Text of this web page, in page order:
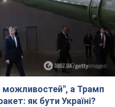
можливостей", а Трамп
як бути Україні?